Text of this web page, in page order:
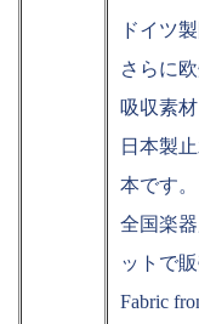
ドイツ
さらに
吸収素材
日本製
本です。
全国楽
ットで販
Fabric